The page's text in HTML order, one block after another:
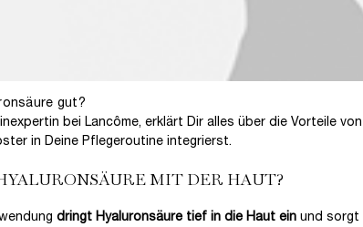
gut?
bei Lancôme, erklärt Dir alles über die Vorteile
in Deine Pflegeroutine integrierst.
MIT DER HAUT?
dringt Hyaluronsäure tief in die Haut ein und